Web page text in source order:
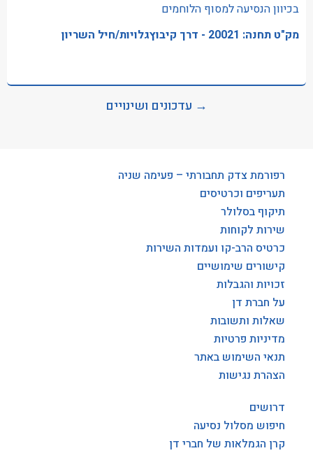
בכיוון הנסיעה למסוף הלוחמים
מק"ט תחנה: 20021 - דרך קיבוץגלויות/חיל השריון
→ עדכונים ושינויים
רפורמת צדק תחבורתי – פעימה שניה
תעריפים וכרטיסים
תיקוף בסלולר
שירות לקוחות
כרטיס הרב-קו ועמדות השירות
קישורים שימושיים
זכויות והגבלות
על חברת דן
שאלות ותשובות
מדיניות פרטיות
תנאי השימוש באתר
הצהרת נגישות
דרושים
חיפוש מסלול נסיעה
קרן הגמלאות של חברי דן